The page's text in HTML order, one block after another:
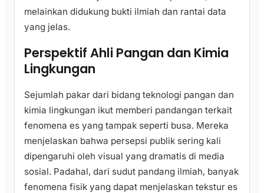
melainkan didukung bukti ilmiah dan rantai data
yang jelas.
Perspektif Ahli Pangan dan Kimia
Lingkungan
Sejumlah pakar dari bidang teknologi pangan dan
kimia lingkungan ikut memberi pandangan terkait
fenomena es yang tampak seperti busa. Mereka
menjelaskan bahwa persepsi publik sering kali
dipengaruhi oleh visual yang dramatis di media
sosial. Padahal, dari sudut pandang ilmiah, banyak
fenomena fisik yang dapat menjelaskan tekstur es